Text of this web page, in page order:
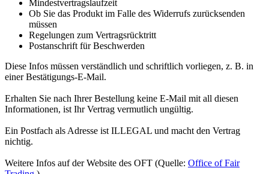
Mindestvertragslaufzeit
Ob Sie das Produkt im Falle des Widerrufs zurücksenden
müssen
Regelungen zum Vertragsrücktritt
Postanschrift für Beschwerden
Diese Infos müssen verständlich und schriftlich vorliegen, z. B. in
einer Bestätigungs-E-Mail.
Erhalten Sie nach Ihrer Bestellung keine E-Mail mit all diesen
Informationen, ist Ihr Vertrag vermutlich ungültig.
Ein Postfach als Adresse ist ILLEGAL und macht den Vertrag
nichtig.
Weitere Infos auf der Website des OFT (Quelle: Office of Fair